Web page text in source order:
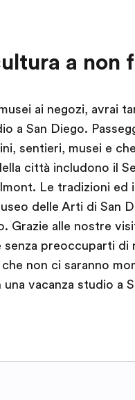
a non
ai negozi, avrai
a San Diego.
sentieri, musei e
città includono il
Le tradizioni ed
delle Arti di San
Grazie alle nostre
preoccuparti di
non ci saranno
vacanza studio a